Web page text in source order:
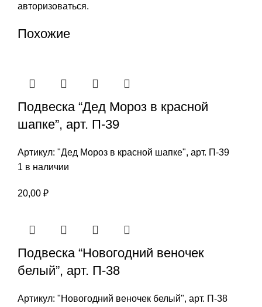
авторизоваться.
Похожие
Подвеска “Дед Мороз в красной
шапке”, арт. П-39
Артикул: "Дед Мороз в красной шапке", арт. П-39
1 в наличии
20,00 ₽
Подвеска “Новогодний веночек
белый”, арт. П-38
Артикул: "Новогодний веночек белый", арт. П-38